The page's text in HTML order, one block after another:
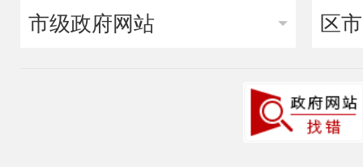
市级政府网站 区